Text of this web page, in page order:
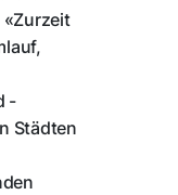
-
Städten